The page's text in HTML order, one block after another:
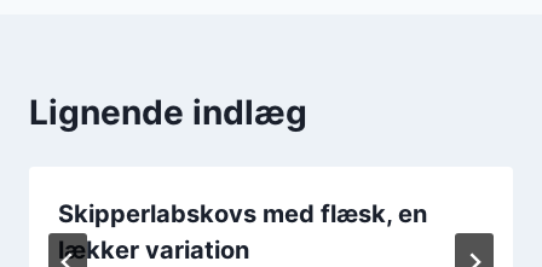
Lignende indlæg
Skipperlabskovs med flæsk, en
lækker variation